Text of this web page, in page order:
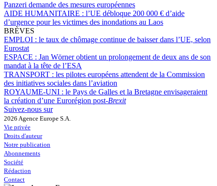
Panzeri demande des mesures européennes
AIDE HUMANITAIRE : l’UE débloque 200 000 € d’aide
d’urgence pour les victimes des inondations au Laos
BRÈVES
EMPLOI : le taux de chômage continue de baisser dans l’UE, selon
Eurostat
ESPACE : Jan Wörner obtient un prolongement de deux ans de son
mandat à la tête de l’ESA
TRANSPORT : les pilotes européens attendent de la Commission
des initiatives sociales dans l’aviation
ROYAUME-UNI : le Pays de Galles et la Bretagne envisageraient
la création d’une Eurorégion post-Brexit
Suivez-nous sur
2026 Agence Europe S.A.
Vie privée
Droits d'auteur
Notre publication
Abonnements
Société
Rédaction
Contact